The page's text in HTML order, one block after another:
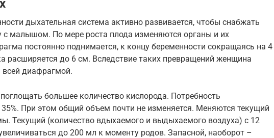
дыхательная система активно развивается, чтобы снабжать
малышом. По мере роста плода изменяются органы и их
постоянно поднимается, к концу беременности сокращаясь на 4
расширяется до 6 см. Вследствие таких превращений женщина
диафрагмой.
большее количество кислорода. Потребность
35%. При этом общий объем почти не изменяется. Меняются текущий
Текущий (количество вдыхаемого и выдыхаемого воздуха) с 12
до 200 мл к моменту родов. Запасной, наоборот –